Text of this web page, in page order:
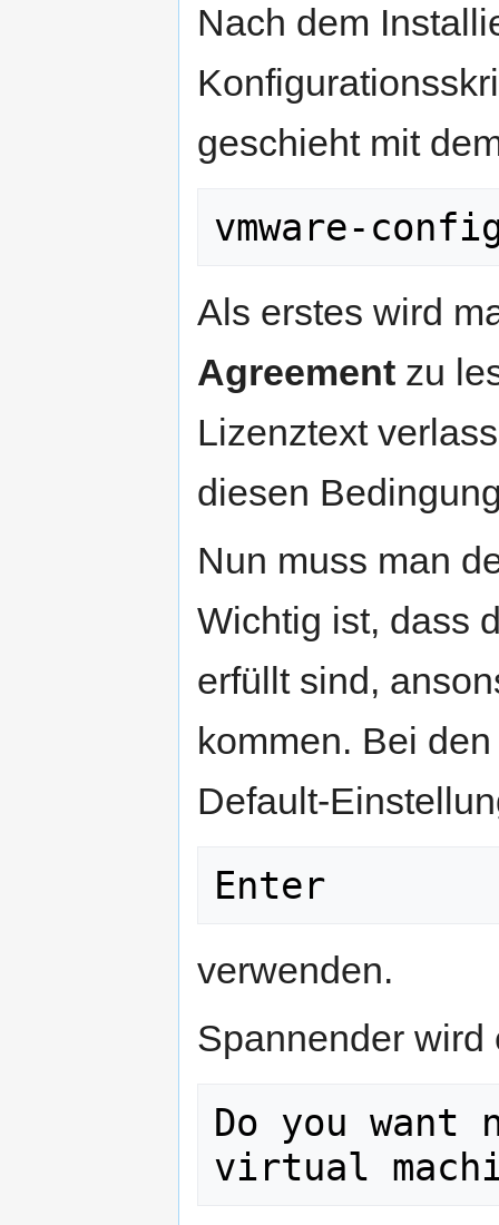
Nach dem
geschieht mit
vmware-
Als erstes wird
Agreement zu
Lizenztext
diesen
Nun muss man
Wichtig ist, dass
erfüllt sind,
kommen. Bei
Default-
Enter
verwenden.
Spannender wird
Do you want